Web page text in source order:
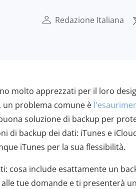
Redazione Italiana
molto apprezzati per il loro
un problema comune è
soluzione di backup per
di backup dei dati: iTunes e
iTunes per la sua flessibilità.
cosa include esattamente un
tue domande e ti presenterà